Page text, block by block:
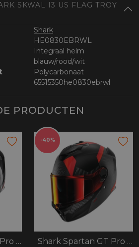
SKWAL I3 US FLAG TROY
Shark
HE0830EBRWL
Integraal helm
blauw/rood/wit
Polycarbonaat
65515350he0830ebrwl
PRODUCTEN
Shark Spartan GT Pro Kultram Carbon
-40%
Shark Spartan GT Pro Dokhta Carbon